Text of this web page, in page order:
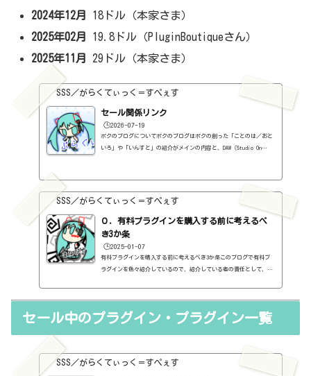
2024年12月
18ドル（本家さま）
2025年02月
19.8ドル（PluginBoutiqueさん）
2025年11月
29ドル（本家さま）
SSS／がらくてぃっく＝すぺぇす
セール関係リンク
🕒️2026-07-19
ボクのブログについてボクのブログはボクの創った「ことのは／おと
いろ」や「いんすと」の紹介がメインの内容と、DAW（Studio On
録はしていますし、セールしているプラグインはブログの最初の方に
表示するように（編集したら、自動的に最初の方に表示されてるだけ
ですが・・...
SSS／がらくてぃっく＝すぺぇす
０．有料プラグインを購入する前に考えるべ
き3か条
🕒️2025-01-07
有料プラグインを購入する前に考えるべき3か条このブログで有料プ
ラグインを色々紹介しているので、紹介している者の責任として、有
ンの中には、なぜ、これが無料なんだろう？と驚くような性能のもの
セール中のプラグイン・プラグイン一覧
SSS／がらくてぃっく＝すぺぇす